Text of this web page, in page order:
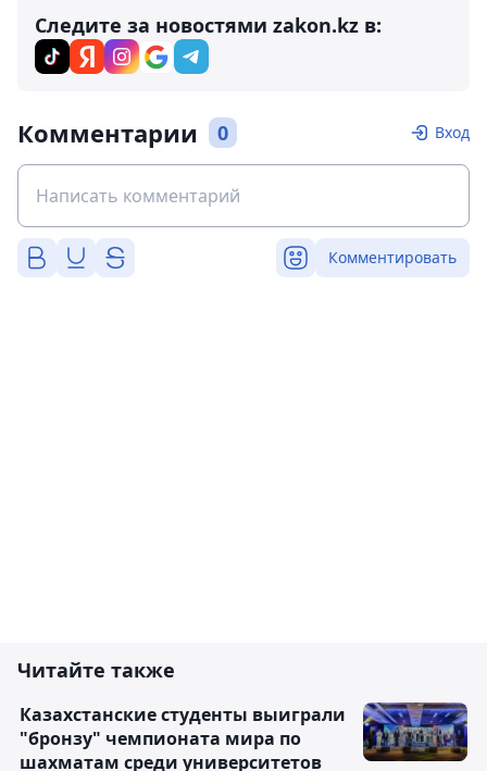
Следите за новостями zakon.kz в:
Комментарии 0 Вход
Комментировать
Читайте также
Казахстанские студенты выиграли
"бронзу" чемпионата мира по
шахматам среди университетов